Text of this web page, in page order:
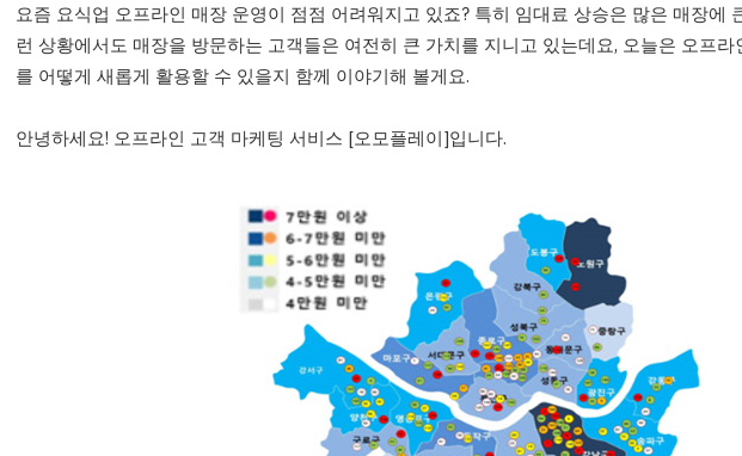
요즘 요식업 오프라인 매장 운영이 점점 어려워지고 있죠? 특히 임대료 상승은 많은 매장에
런 상황에서도 매장을 방문하는 고객들은 여전히 큰 가치를 지니고 있는데요, 오늘은 오프
를 어떻게 새롭게 활용할 수 있을지 함께 이야기해 볼게요.
안녕하세요! 오프라인 고객 마케팅 서비스 [오모플레이]입니다.